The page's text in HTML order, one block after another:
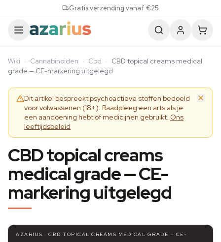
Gratis verzending vanaf €25
Wiki · Cannabinoiden · Cbd · CBD topical creams medical
grade — CE-markering uitgelegd
Dit artikel bespreekt psychoactieve stoffen bedoeld
voor volwassenen (18+). Raadpleeg een arts als je
een aandoening hebt of medicijnen gebruikt. Ons
leeftijdsbeleid
CBD topical creams
medical grade — CE-
markering uitgelegd
AZARIUS · CBD TOPICAL CREAMS MEDICAL GRADE — CE-